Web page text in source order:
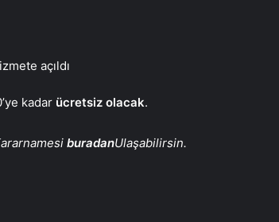
açıldı
kadar ücretsiz olacak.
buradanUlaşabilirsin.